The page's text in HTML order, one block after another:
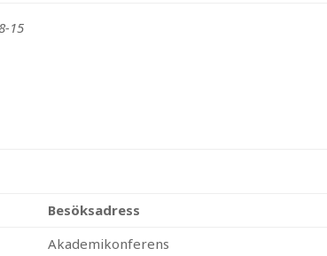
15
Besöksadress
Akademikonferens